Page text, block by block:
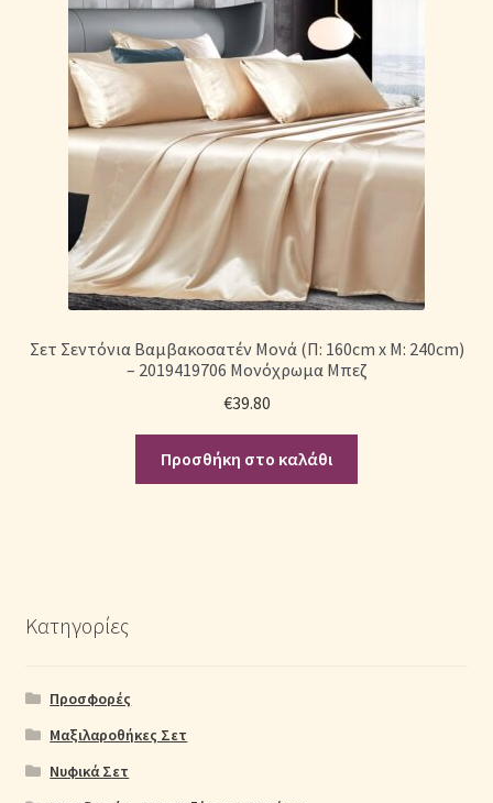
Σετ Σεντόνια Βαμβακοσατέν Μονά (Π: 160cm x Μ: 240cm)
– 2019419706 Μονόχρωμα Μπεζ
€39.80
Προσθήκη στο καλάθι
Κατηγορίες
Προσφορές
Μαξιλαροθήκες Σετ
Νυφικά Σετ